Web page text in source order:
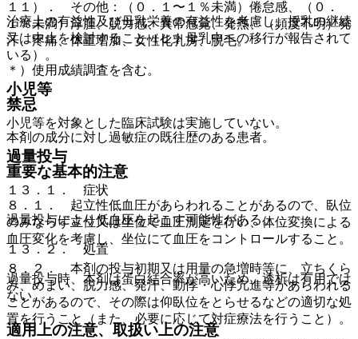
治療上の有益性及び母乳栄養の有益性を考慮し、授乳の継続
又は中止を検討すること（ヒト母乳中への移行が報告されて
いる）。
小児等
小児等を対象とした臨床試験は実施していない。
過量投与
１３．１． 症状
過量投与により低血圧を起こす可能性がある。
１３．２． 処置
過量投与時、本剤は蛋白結合率が高いため、透析は有用では
ない。
適用上の注意、取扱い上の注意
１１）． その他：（０．１〜１％未満）倦怠感、（０．
１％未満）浮腫、脱力感、異常感覚、発熱、（頻度不明）発
汗、疼痛、体重増加、女性化乳房、脱毛。
＊）使用成績調査を含む。
禁忌
本剤の成分に対し過敏症の既往歴のある患者。
重要な基本的注意
８．１． 起立性低血圧があらわれることがあるので、臥位
のみならず立位又は坐位で血圧測定を行い、体位変換による
血圧変化を考慮し、坐位にて血圧をコントロールすること。
８．２． 本剤の投与初期又は用量の急増時等に、立ちくら
み、めまい、脱力感、発汗、動悸・心悸亢進等があらわれる
ことがあるので、その際は仰臥位をとらせるなどの適切な処
置を行うこと（また、必要に応じて対症療法を行うこと）。